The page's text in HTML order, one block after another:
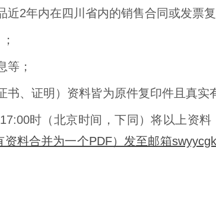
2年内在四川省内的销售合同或发票
等；
、证明）资料皆为原件复印件且真实
时（北京时间，下同）将以上资
料合并为一个PDF）发至邮箱